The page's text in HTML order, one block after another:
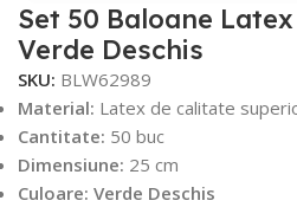
Set 50 Baloane
Verde Deschis
SKU: BLW62989
Material: Latex de calitate
Cantitate: 50 buc
Dimensiune: 25 cm
Culoare: Verde Deschis